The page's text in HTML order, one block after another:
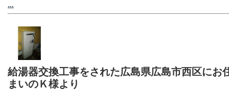
…
給湯器交換工事をされた広島県広島市西区にお
まいのＫ様より